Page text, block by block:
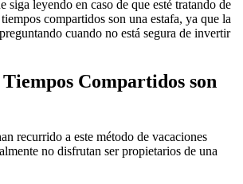
siga leyendo en caso de que esté tratando de
compartidos son una estafa, ya que la
cuando no está segura de invertir
Compartidos son
recurrido a este método de vacaciones
no disfrutan ser propietarios de una